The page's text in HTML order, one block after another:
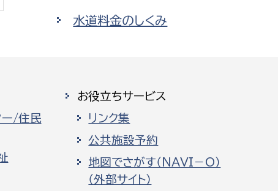
水道料金のしくみ
ー/住民
お役立ちサービス
リンク集
公共施設予約
地図でさがす（NAVI－O）
（外部サイト）